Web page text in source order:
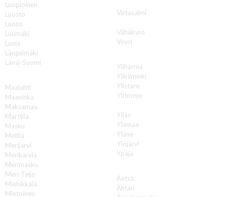
Luopioinen
Luosto
Luoto
Luumäki
Luvia
Längelmäki
Länsi-Suomi
Maalahti
Maaninka
Maksamaa
Marttila
Masku
Mellilä
Merijärvi
Merikarvia
Merimasku
Meri-Teijo
Miehikkälä
Mietoinen
Virtasalmi
Vähäkyrö
Vöyri
Ylihärmä
Ylikiiminki
Ylistaro
Ylitornio
Ylläs
Ylämaa
Yläne
Ylöjärvi
Ypäjä
Äetsä
Ähtäri